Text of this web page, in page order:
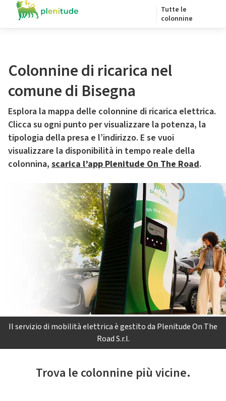
Tutte le
colonnine
Colonnine di ricarica nel
comune di Bisegna
Esplora la mappa delle colonnine di ricarica elettrica.
Clicca su ogni punto per visualizzare la potenza, la
tipologia della presa e l’indirizzo. E se vuoi
visualizzare la disponibilità in tempo reale della
colonnina, scarica l’app Plenitude On The Road.
Il servizio di mobilità elettrica è gestito da Plenitude On The
Road S.r.l.
Trova le colonnine più vicine.